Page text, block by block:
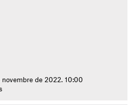
novembre de 2022. 10:00